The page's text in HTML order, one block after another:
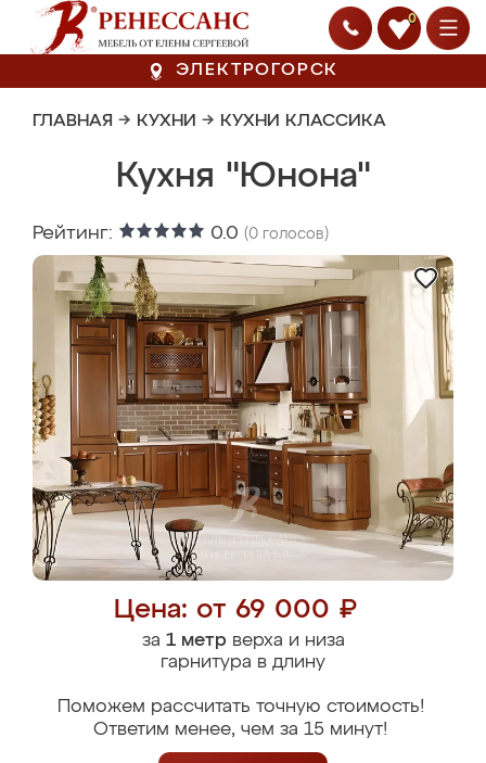
0
ЭЛЕКТРОГОРСК
ГЛАВНАЯ → КУХНИ → КУХНИ КЛАССИКА
Кухня "Юнона"
Рейтинг: 0.0 (0 голосов)
Цена: от 69 000 ₽
за 1 метрверха и низа
гарнитура в длину
Поможем рассчитать точную стоимость!
Ответим менее, чем за 15 минут!